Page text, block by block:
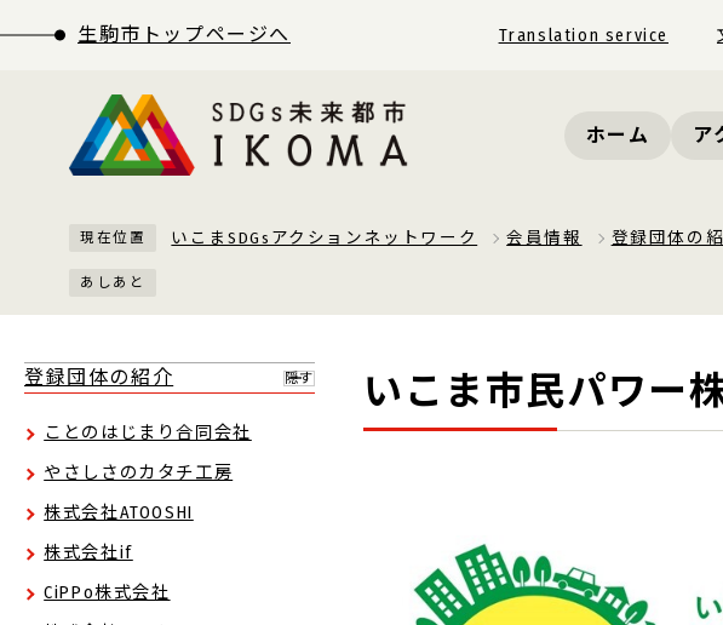
生駒市トップページへ Translation service
ホーム ア
現在位置 いこまSDGsアクションネットワーク 会員情報 登録団体の
あしあと
いこま市民パワー
登録団体の紹介 隠す
ことのはじまり合同会社
やさしさのカタチ工房
株式会社ATOOSHI
株式会社if
CiPPo株式会社